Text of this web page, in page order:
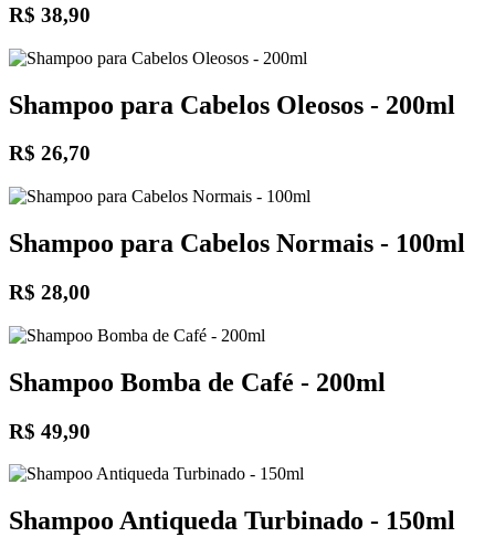
R$ 38,90
Shampoo para Cabelos Oleosos - 200ml
R$ 26,70
Shampoo para Cabelos Normais - 100ml
R$ 28,00
Shampoo Bomba de Café - 200ml
R$ 49,90
Shampoo Antiqueda Turbinado - 150ml